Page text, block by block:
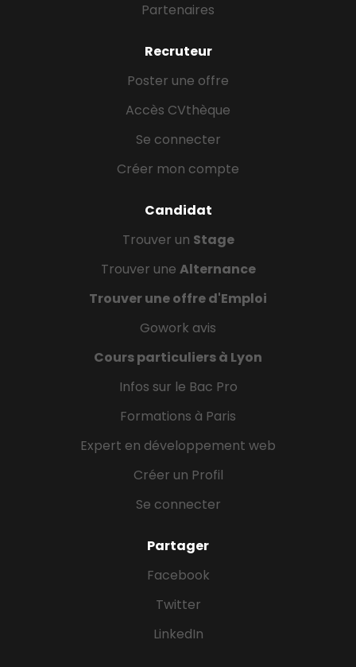
Partenaires
Recruteur
Poster une offre
Accès CVthèque
Se connecter
Créer mon compte
Candidat
Trouver un Stage
Trouver une Alternance
Trouver une offre d'Emploi
Gowork avis
Cours particuliers à Lyon
Infos sur le Bac Pro
Formations à Paris
Expert en développement web
Créer un Profil
Se connecter
Partager
Facebook
Twitter
LinkedIn